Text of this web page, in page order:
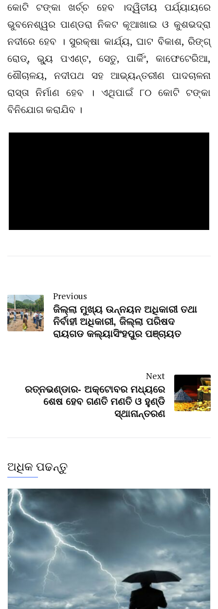
କୋଟି ଟଙ୍କା ଖର୍ଚ୍ଚ ହେବ ।ଦ୍ୱିତୀୟ ପର୍ଯ୍ୟାୟରେ
ଭୁବନେଶ୍ୱର ପାଣ୍ଡରା ନିକଟ କୂଆଖାଇ ଓ କୁଶଭଦ୍ରା
ନଦୀରେ ହେବ । ସୁରକ୍ଷା କାର୍ଯ୍ୟ, ଘାଟ ବିକାଶ, ରିଙ୍ଗ୍
ରୋଡ୍, ଭ୍ୟୁ ପଏଣ୍ଟ, ସେତୁ, ପାର୍କିଂ, କାଫେଟେରିଆ,
ଶୌଚାଳୟ, ନଦୀପଥ ସହ ଆଭ୍ୟନ୍ତରୀଣ ପାଦଚାଳନା
ରାସ୍ତା ନିର୍ମାଣ ହେବ । ଏଥିପାଇଁ ୮୦ କୋଟି ଟଙ୍କା
ବିନିଯୋଗ କରାଯିବ ।
Previous
ଜିଲ୍ଲା ମୁଖ୍ୟ ଉନ୍ନୟନ ଅଧିକାରୀ ତଥା
ନିର୍ବାହୀ ଅଧିକାରୀ, ଜିଲ୍ଲା ପରିଷଦ
ରାୟଗଡ କଲ୍ୟାସିଂହପୁର ପଞ୍ଚାୟତ
Next
ରତ୍ନଭଣ୍ଡାର- ଅକ୍ଟୋବର ମଧ୍ୟରେ
ଶେଷ ହେବ ଗଣତି ମଣତି ଓ ହୁଣ୍ଡି
ସ୍ଥାନାନ୍ତରଣ
ଅଧିକ ପଢନ୍ତୁ